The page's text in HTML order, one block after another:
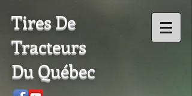
Tires De
Tracteurs
Du Québec